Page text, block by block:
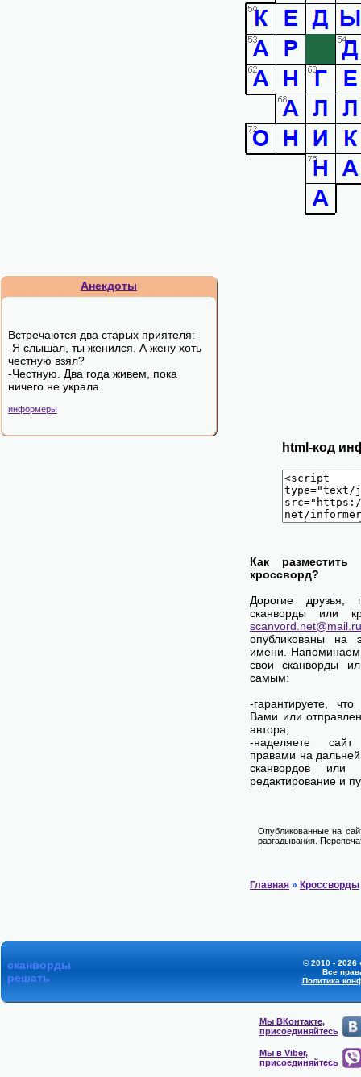
Анекдоты
Встречаются два старых приятеля:
-Я слышал, ты женился. А жену хоть
честную взял?
-Честную. Два года живем, пока
ничего не украла.
информеры
html-код
Как
кроссворд?
Дорогие друзья,
сканворды или
scanvord.net@mail.ru
опубликованы на
имени.
свои сканворды
самым:
-гарантируете,
Вами или
автора;
-наделяете
правами на
сканвордов или
редактирование и
Опубликованные на
разгадывания.
Главная » Кроссворды
сканворды
решать
© 2010 - 2026
Все
Политика
Мы ВКонтакте,
присоединяйтесь
Мы в Viber,
присоединяйтесь